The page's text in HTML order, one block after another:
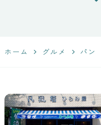
ホーム グルメ パン